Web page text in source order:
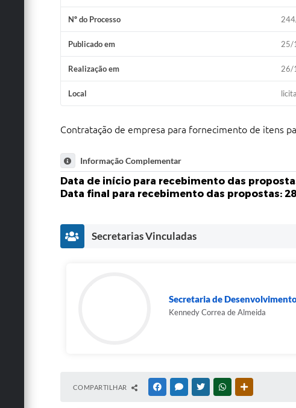
Nº do Processo
Publicado em 25/
Realização em 26/
Local
Contratação de empresa para fornecimento de itens
Informação Complementar
Data de início para recebimento das
Data final para recebimento das propostas:
Secretarias Vinculadas
Secretaria de
Kennedy Correa de Almeida
COMPARTILHAR FACEBOOKMESSENGER
TWITTERWHATSAPP